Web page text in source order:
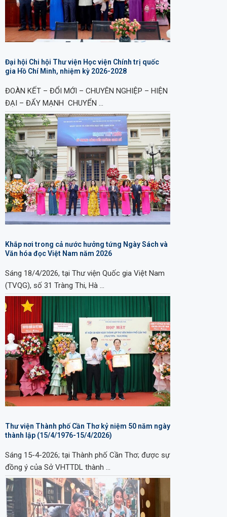
Đại hội Chi hội Thư viện Học viện Chính trị quốc
gia Hồ Chí Minh, nhiệm kỳ 2026-2028
ĐOÀN KẾT – ĐỔI MỚI – CHUYÊN NGHIỆP – HIỆN
ĐẠI – ĐẨY MẠNH CHUYỂN …
Khắp nơi trong cả nước hưởng tứng Ngày Sách và
Văn hóa đọc Việt Nam năm 2026
Sáng 18/4/2026, tại Thư viện Quốc gia Việt Nam
(TVQG), số 31 Tràng Thi, Hà …
Thư viện Thành phố Cần Thơ kỷ niệm 50 năm ngày
thành lập (15/4/1976-15/4/2026)
Sáng 15-4-2026; tại Thành phố Cần Thơ; được sự
đồng ý của Sở VHTTDL thành …